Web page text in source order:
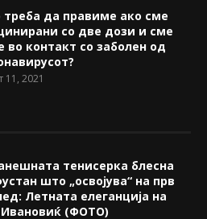
да правиме ако сме
со две дози и сме
во контакт со заболен од
11, 2021
тенисерка блесна
што „освојува“ на прв
Летната елеганција на
(ФОТО)